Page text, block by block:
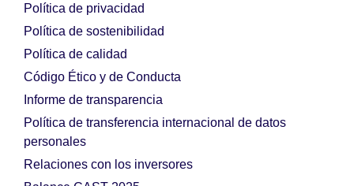
Política de privacidad
Política de sostenibilidad
Política de calidad
Código Ético y de Conducta
Informe de transparencia
Política de transferencia internacional de datos
personales
Relaciones con los inversores